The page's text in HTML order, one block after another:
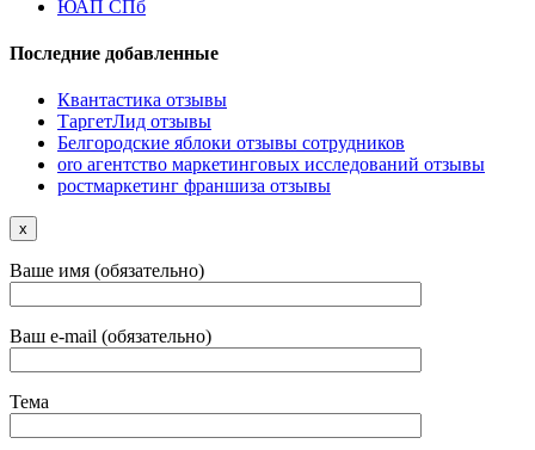
ЮАП СПб
Последние добавленные
Квантастика отзывы
ТаргетЛид отзывы
Белгородские яблоки отзывы сотрудников
oro агентство маркетинговых исследований отзывы
ростмаркетинг франшиза отзывы
x
Ваше имя (обязательно)
Ваш e-mail (обязательно)
Тема